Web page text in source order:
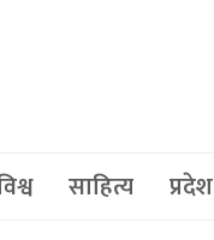
साहित्य प्रदेश